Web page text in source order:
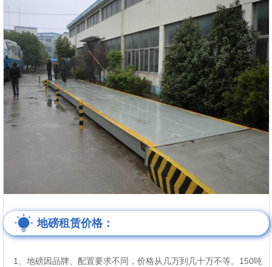
地磅租赁价格：
1、地磅因品牌、配置要求不同，价格从几万到几十万不等。150吨